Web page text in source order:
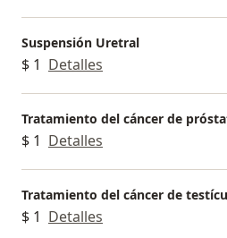
Suspensión Uretral
$ 1 Detalles
Tratamiento del cáncer de
$ 1 Detalles
Tratamiento del cáncer de
$ 1 Detalles